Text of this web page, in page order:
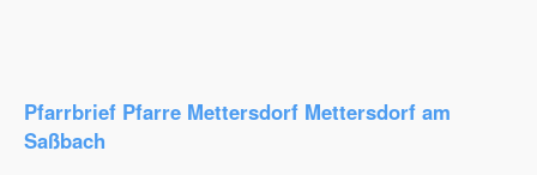
Pfarrbrief Pfarre Mettersdorf Mettersdorf am
Saßbach